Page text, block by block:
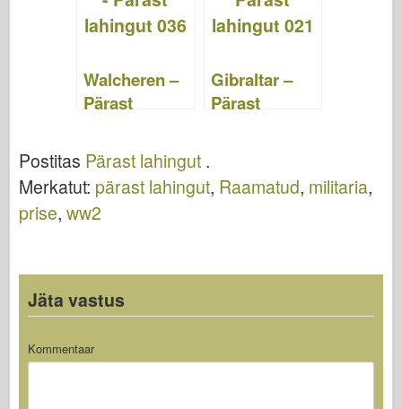
Walcheren –
Pärast
Gibraltar –
Pärast
Postitas Pärast lahingut .
Merkatut: pärast lahingut, Raamatud, militaria,
prise, ww2
Jäta vastus
Kommentaar